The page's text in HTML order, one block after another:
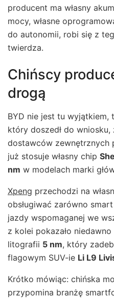
producent ma własny
mocy, własne
do autonomii, robi się z
twierdza.
Chińscy
drogą
BYD nie jest tu wyjątkiem,
który doszedł do
dostawców zewnętrznych
już stosuje własny chip
nm w modelach marki
Xpeng przechodzi na
obsługiwać zarówno
jazdy wspomaganej we
z kolei pokazało niedawno
litografii 5 nm, który
flagowym SUV-ie Li L9
Krótko mówiąc: chińska
przypomina branżę